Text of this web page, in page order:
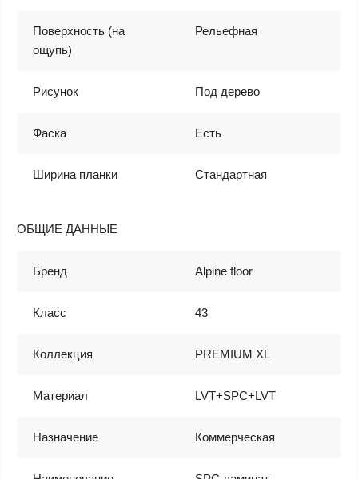
Поверхность (на
ощупь)
Рельефная
Рисунок Под дерево
Фаска Есть
Ширина планки Стандартная
ОБЩИЕ ДАННЫЕ
Бренд Alpine floor
Класс 43
Коллекция PREMIUM XL
Материал LVT+SPC+LVT
Назначение Коммерческая